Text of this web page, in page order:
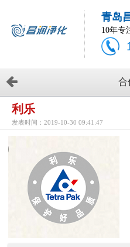
青岛
10年专
合
利乐
发表时间：2019-10-30 09:41:47